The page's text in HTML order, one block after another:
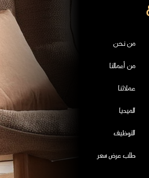
من نحن
من أعمالنا
عملائنا
الميديا
التوظيف
طلب عرض سعر